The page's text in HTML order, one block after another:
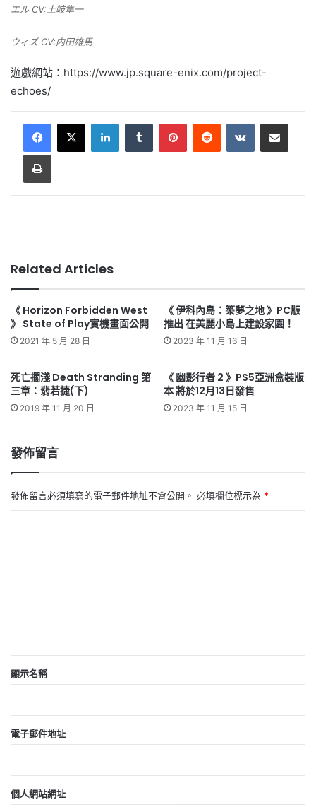
エル CV:土岐隼一
ウィズ CV:内田雄馬
遊戲網站：https://www.jp.square-enix.com/project-
echoes/
LinkedInTumblr PinterestReddit VKontakteShare via Email
Print
Related Articles
《 Horizon Forbidden West
》 State of Play實機畫面公開
2021 年 5 月 28 日
《 伊科內島：築夢之地 》PC版
推出 在美麗小島上建設家園！
2023 年 11 月 16 日
死亡擱淺 Death Stranding 第
三章：翡若捷(下)
2019 年 11 月 20 日
《 幽影行者 2 》PS5亞洲盒裝版
本 將於12月13日發售
2023 年 11 月 15 日
發佈留言
發佈留言必須填寫的電子郵件地址不會公開。 必填欄位標示為 *
顯示名稱
電子郵件地址
個人網站網址